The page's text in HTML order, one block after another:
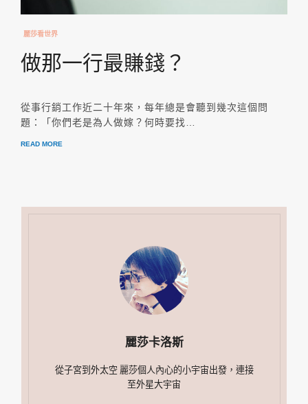
麗莎看世界
做那一行最賺錢？
從事行銷工作近二十年來，每年總是會聽到幾次這個問
題：「你們老是為人做嫁？何時要找…
READ MORE
麗莎卡洛斯
從子宮到外太空 麗莎個人內心的小宇宙出發，連接
至外星大宇宙